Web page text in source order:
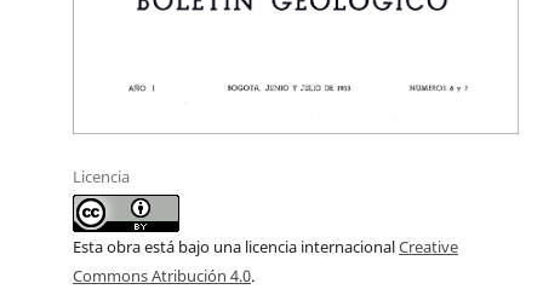
Licencia
Esta obra está bajo una licencia internacionalCreative
Commons Atribución 4.0.